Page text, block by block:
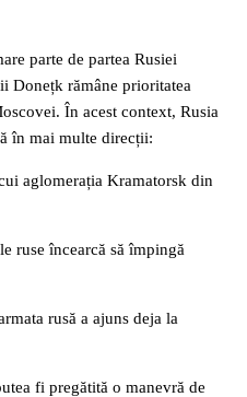
parte de partea Rusiei
Donețk rămâne prioritatea
În acest context, Rusia
în mai multe direcții:
aglomerația Kramatorsk din
ruse încearcă să împingă
rusă a ajuns deja la
fi pregătită o manevră de